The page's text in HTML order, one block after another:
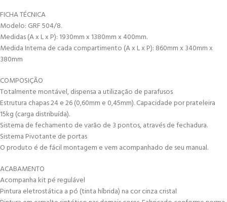
FICHA TÉCNICA
Modelo: GRF 504/8.
Medidas (A x L x P): 1930mm x 1380mm x 400mm.
Medida Interna de cada compartimento (A x L x P): 860mm x 340mm x
380mm
COMPOSIÇÃO
Totalmente montável, dispensa a utilização de parafusos
Estrutura chapas 24 e 26 (0,60mm e 0,45mm). Capacidade por prateleira
15kg (carga distribuída).
Sistema de fechamento de varão de 3 pontos, através de fechadura.
Sistema Pivotante de portas
O produto é de fácil montagem e vem acompanhado de seu manual.
ACABAMENTO
Acompanha kit pé regulável
Pintura eletrostática a pó (tinta híbrida) na cor cinza cristal